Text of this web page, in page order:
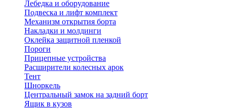
Лебедка и оборудование
Подвеска и лифт комплект
Механизм открытия борта
Накладки и молдинги
Оклейка защитной пленкой
Пороги
Прицепные устройства
Расширители колесных арок
Тент
Шноркель
Центральный замок на задний борт
Ящик в кузов